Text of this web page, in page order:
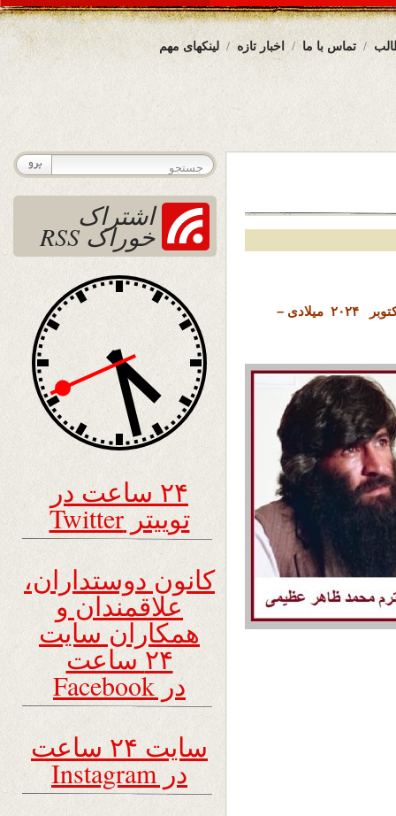
لینکهای مهم اخبار تازه تماس با ما
تاریخ نشر : پنجشنبه 3 عقرب ( آبان ) ۱۴۰۳ خورشیدی – 24 اکتوبر ۲۰۲۴ میلادی –
اشتراک
خوراک RSS
۲۴ ساعت در
توییتر Twitter
کانون دوستداران،
علاقمندان و
همکاران سایت
۲۴ ساعت
در Facebook
سایت ۲۴ ساعت
در Instagram